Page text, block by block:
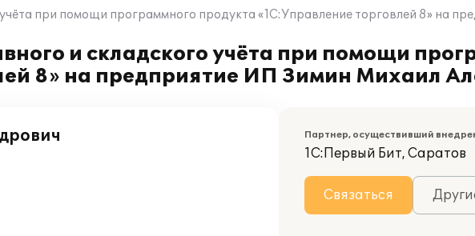
при помощи программного продукта «1С:Управление торговлей 8» на
и складского учёта при помощи
8» на предприятие ИП Зимин Михаил
Партнер, осуществивший
1С:Первый Бит, Саратов
Связаться